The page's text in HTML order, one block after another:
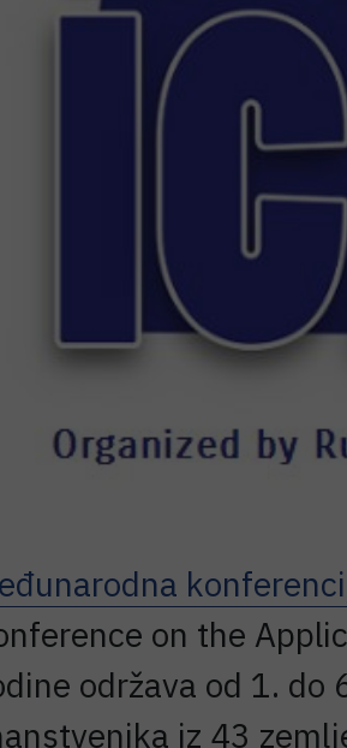
on the
održava od 1. do
iz 43